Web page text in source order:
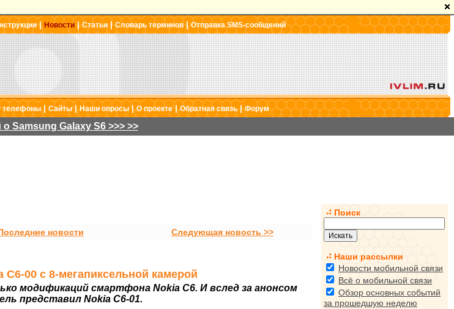
| Новости|Статьи|Словарь терминов|Отправка SMS-сообщений
телефоны| Сайты|Наши опросы|О проекте|Обратная связь|Форум
Samsung Galaxy S6 >>> >>
новости Следующая новость >>
C6-00 с 8-мегапиксельной камерой
модификаций смартфона Nokia C6. И вслед за анонсом
представил Nokia C6-01.
Поиск
Наши рассылки
Новости мобильной связи
Всё о мобильной связи
Обзор основных событий
за прошедшую неделю